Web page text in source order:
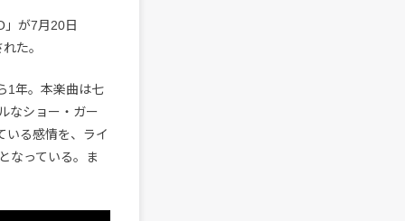
」が7月20日
た。
1年。本楽曲は七
なショー・ガー
いる感情を、ライ
なっている。ま